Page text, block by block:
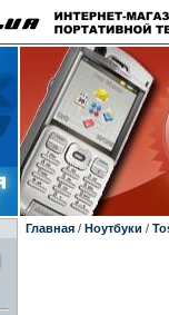
Главная/ Ноутбуки /